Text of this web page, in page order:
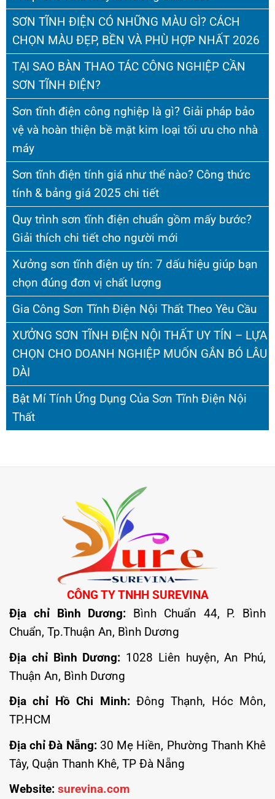
SƠN TĨNH ĐIỆN CÓ NHỮNG MÀU GÌ? CÁCH
CHỌN MÀU ĐẸP, BỀN VÀ PHÙ HỢP NHẤT 2026
TẠI SAO BÀN THAO TÁC CÔNG NGHIỆP CẦN
SƠN TĨNH ĐIỆN?
Sơn tĩnh điện công nghiệp là gì? Giải pháp bảo
vệ và hoàn thiện bề mặt kim loại tối ưu cho nhà
máy
Sơn tĩnh điện tính giá như thế nào? Công thức
tính & bảng giá 2025 chi tiết
Quy trình sơn tĩnh điện chuẩn gồm mấy bước?
Giải thích chi tiết cho người mới
Xưởng sơn tĩnh điện uy tín: 7 dấu hiệu giúp bạn
chọn đúng đơn vị chất lượng
Gia Công Sơn Tĩnh Điện Nội Thất Theo Yêu Cầu
XƯỞNG SƠN TĨNH ĐIỆN NỘI THẤT UY TÍN – LỰA
CHỌN CHO DOANH NGHIỆP MUỐN GẮN BÓ LÂU
DÀI
Bật Mí Tính Ứng Dụng Của Sơn Tĩnh Điện Nội
Thất
CÔNG TY TNHH SUREVINA
Địa chỉ Bình Dương: Bình Chuẩn 44, P. Bình
Chuẩn, Tp.Thuận An, Bình Dương
Địa chỉ Bình Dương: 1028 Liên huyện, An Phú,
Thuận An, Bình Dương
Địa chỉ Hồ Chi Minh:Đông Thạnh, Hóc Môn,
TP.HCM
Địa chỉ Đà Nẵng:30 Mẹ Hiền, Phường Thanh Khê
Tây, Quận Thanh Khê, TP Đà Nẵng
Website: surevina.com